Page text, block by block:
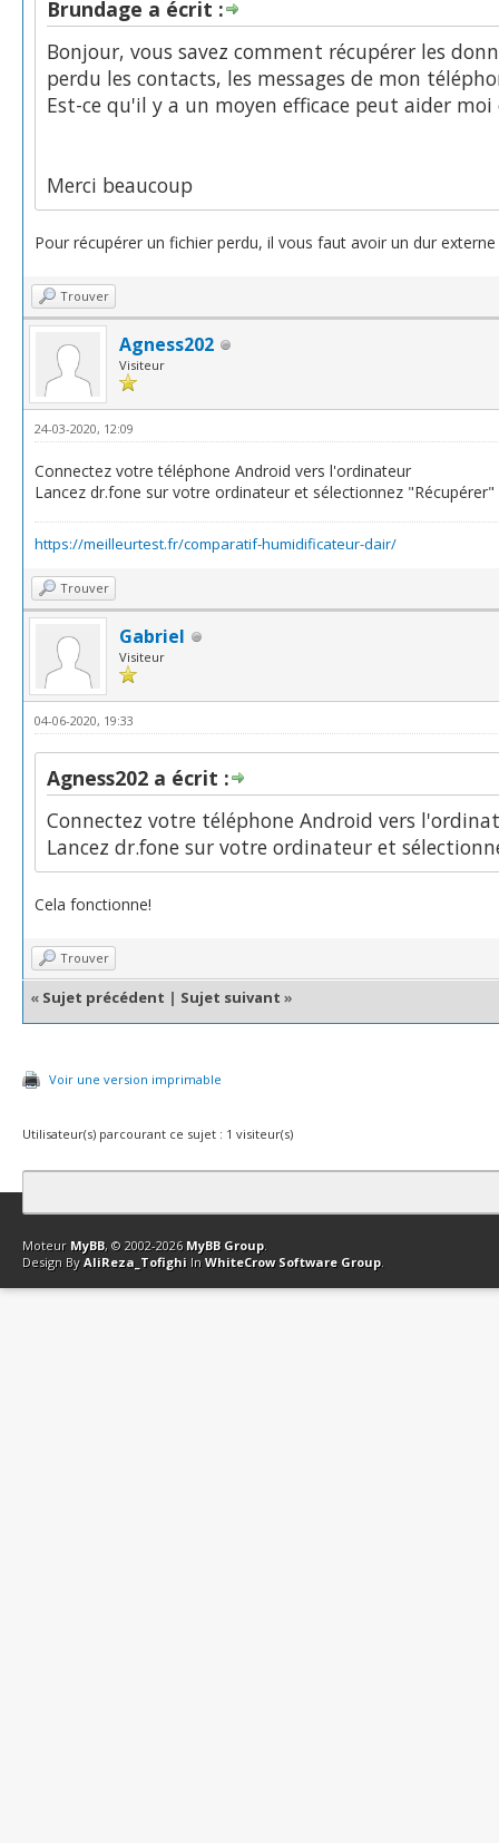
Brundage a écrit :
Bonjour, vous savez comment récupérer les
perdu les contacts, les messages de mon
Est-ce qu'il y a un moyen efficace peut aider
Merci beaucoup
Pour récupérer un fichier perdu, il vous faut avoir un dur
Trouver
Agness202
Visiteur
24-03-2020, 12:09
Connectez votre téléphone Android vers l'ordinateur
Lancez dr.fone sur votre ordinateur et sélectionnez
https://meilleurtest.fr/comparatif-humidificateur-dair/
Trouver
Gabriel
Visiteur
04-06-2020, 19:33
Agness202 a écrit :
Connectez votre téléphone Android vers
Lancez dr.fone sur votre ordinateur et
Cela fonctionne!
Trouver
« Sujet précédent | Sujet suivant »
Voir une version imprimable
Utilisateur(s) parcourant ce sujet : 1 visiteur(s)
Contact Club Affiliation Retourner en haut Version bas-débit
Moteur MyBB, © 2002-2026 MyBB Group.
Design By AliReza_Tofighi In WhiteCrow Software Group.